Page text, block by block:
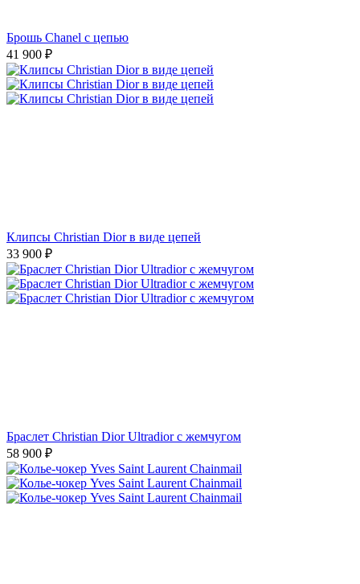
Брошь Chanel с цепью
41 900 ₽
Клипсы Christian Dior в виде цепей
33 900 ₽
Браслет Christian Dior Ultradior с жемчугом
58 900 ₽